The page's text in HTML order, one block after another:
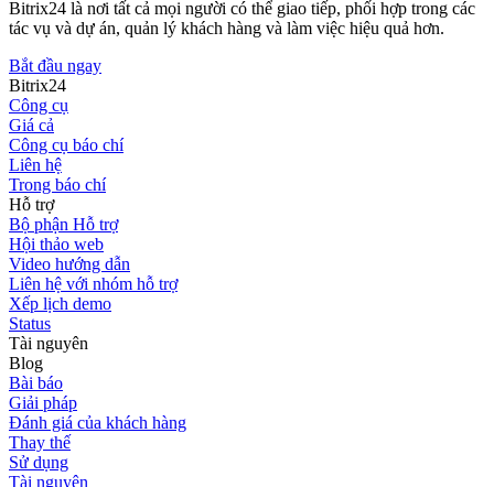
Bitrix24 là nơi tất cả mọi người có thể giao tiếp, phối hợp trong các
tác vụ và dự án, quản lý khách hàng và làm việc hiệu quả hơn.
Bắt đầu ngay
Bitrix24
Công cụ
Giá cả
Công cụ báo chí
Liên hệ
Trong báo chí
Hỗ trợ
Bộ phận Hỗ trợ
Hội thảo web
Video hướng dẫn
Liên hệ với nhóm hỗ trợ
Xếp lịch demo
Status
Tài nguyên
Blog
Bài báo
Giải pháp
Đánh giá của khách hàng
Thay thế
Sử dụng
Tài nguyên